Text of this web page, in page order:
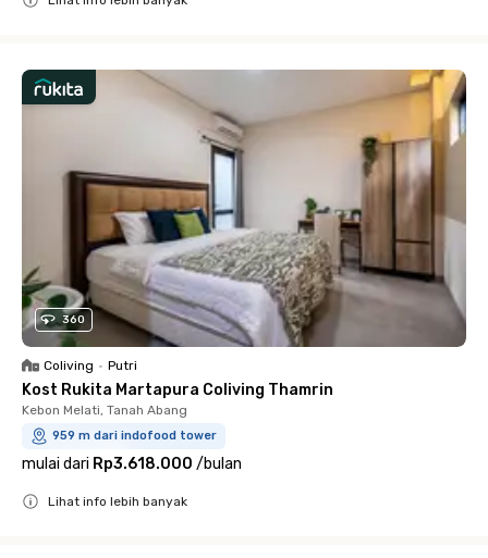
360
Coliving • Putri
Kost Rukita Martapura Coliving Thamrin
Kebon Melati, Tanah Abang
959 m dari indofood tower
mulai dari Rp3.618.000 /bulan
Lihat info lebih banyak